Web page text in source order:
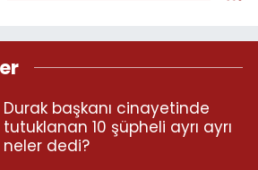
Durak başkanı cinayetinde
tutuklanan 10 şüpheli ayrı ayrı
neler dedi?